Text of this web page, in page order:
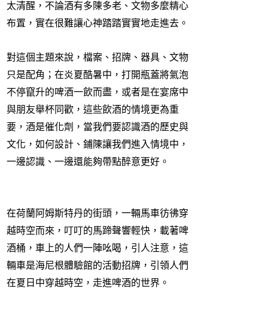
太清醒，不論酒有多陳多老、文物多麼精心
布置，實在很難讓心神踏踏實實地走進去。
對這個主題來說，檔案、招牌、器具、文物
只是配角；在炎夏酷暑中，打開瓶蓋將氣泡
不停竄升的啤酒一飲而盡，或者是在宴席中
與朋友舉杯同歡，這些飲酒的情境更為重
要，酒是催化劑，當我們要認識酒的歷史與
文化，如何設計、鋪陳讓我們進入情境中，
一邊認識、一邊還能夠帶點醉意更好。
在荷蘭阿姆斯特丹的街頭，一輛馬車彷彿穿
越時空而來，叮叮的馬蹄聲響輕快，載著啤
酒桶，車上的人們一陣吆喝，引人注意，這
輛車是海尼根體驗館的活動招牌，引領人們
在夏日中穿越時空，走進啤酒的世界。